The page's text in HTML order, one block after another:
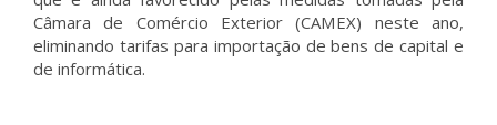
Câmara de Comércio Exterior (CAMEX) neste ano,
eliminando tarifas para importação de bens de capital e
de informática.